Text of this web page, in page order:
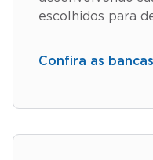
escolhidos para
Confira as